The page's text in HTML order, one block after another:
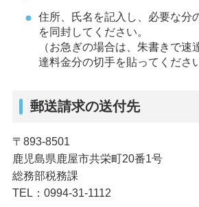
住所、氏名を記入し、必要な分
を同封してください。
（お急ぎの場合は、朱書きで速
達料金分の切手を貼ってくださ
郵送請求の送付先
〒893-8501
鹿児島県鹿屋市共栄町20番1号
総務部税務課
TEL：0994-31-1112